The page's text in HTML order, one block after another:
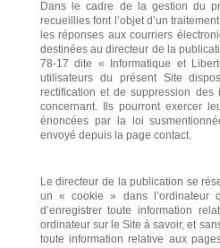
Dans le cadre de la gestion du
recueillies font l’objet d’un
les réponses aux courriers
destinées au directeur de la
78-17 dite « Informatique et
utilisateurs du présent Site
rectification et de suppression des
concernant. Ils pourront exercer
énoncées par la loi
envoyé depuis la page contact.
Le directeur de la publication se
un « cookie » dans l’ordinateur
d’enregistrer toute information
ordinateur sur le Site à savoir, et
toute information relative aux